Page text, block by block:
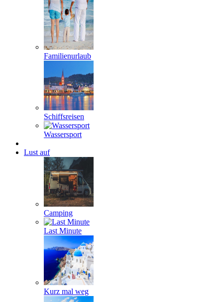
Familienurlaub
Schiffsreisen
Wassersport
Lust auf
Camping
Last Minute
Kurz mal weg